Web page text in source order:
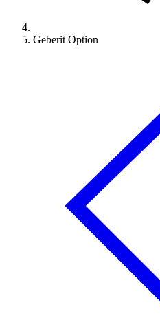
Geberit Option